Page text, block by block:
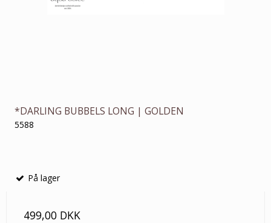
*DARLING BUBBELS LONG | GOLDEN
5588
På lager
499,00 DKK